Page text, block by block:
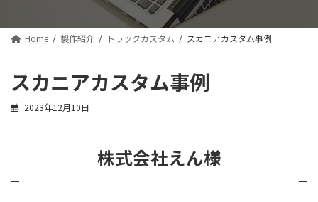
Home 製作紹介 トラックカスタム スカニアカスタム事例
スカニアカスタム事例
2023年12月10日
株式会社えん様